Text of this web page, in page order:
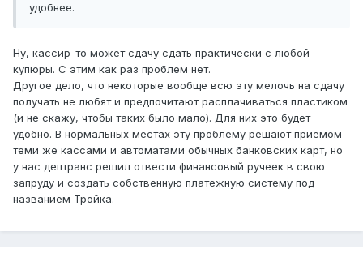
удобнее.
Ну, кассир-то может сдачу сдать практически с любой
купюры. С этим как раз проблем нет.
Другое дело, что некоторые вообще всю эту мелочь на сдачу
получать не любят и предпочитают расплачиваться пластиком
(и не скажу, чтобы таких было мало). Для них это будет
удобно. В нормальных местах эту проблему решают приемом
теми же кассами и автоматами обычных банковских карт, но
у нас дептранс решил отвести финансовый ручеек в свою
запруду и создать собственную платежную систему под
названием Тройка.